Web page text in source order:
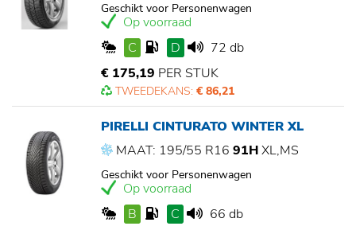
Geschikt voor Personenwagen
Op voorraad
C
D
72 db
€ 175,19 PER STUK
TWEEDEKANS: € 86,21
PIRELLI CINTURATO WINTER XL
MAAT: 195/55 R16 91HXL,MS
Geschikt voor Personenwagen
Op voorraad
B
C
66 db